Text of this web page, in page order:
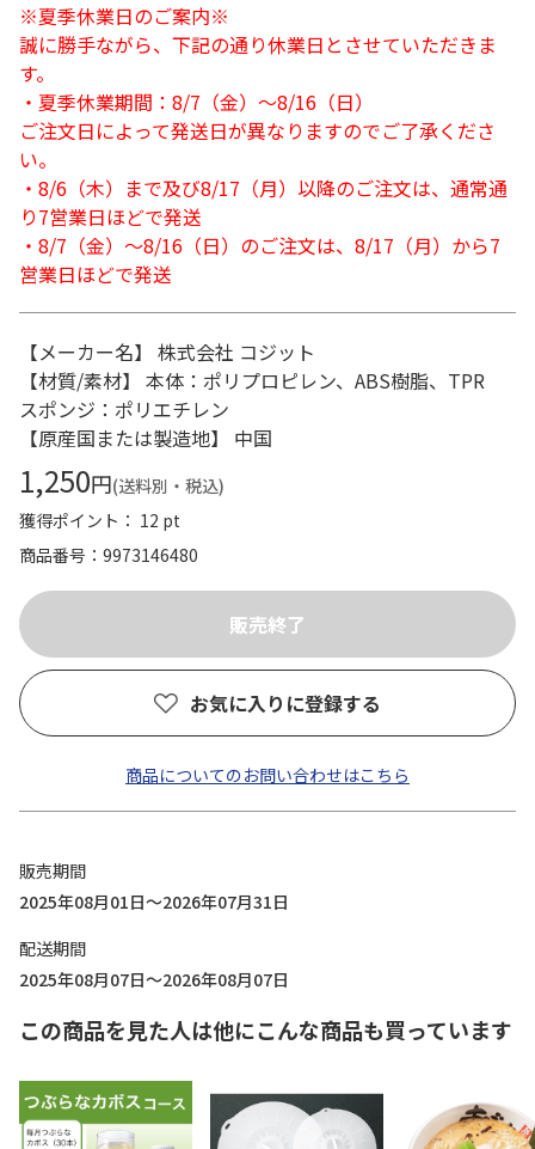
※夏季休業日のご案内※
誠に勝手ながら、下記の通り休業日とさせていただきま
す。
・夏季休業期間：8/7（金）～8/16（日）
ご注文日によって発送日が異なりますのでご了承くださ
い。
・8/6（木）まで及び8/17（月）以降のご注文は、通常通
り7営業日ほどで発送
・8/7（金）～8/16（日）のご注文は、8/17（月）から7
営業日ほどで発送
【メーカー名】 株式会社 コジット
【材質/素材】 本体：ポリプロピレン、ABS樹脂、TPR
スポンジ：ポリエチレン
【原産国または製造地】 中国
1,250円(送料別・税込)
獲得ポイント： 12 pt
商品番号
9973146480
お気に入りに登録する
商品についてのお問い合わせはこちら
販売期間
2025年08月01日～2026年07月31日
配送期間
2025年08月07日～2026年08月07日
この商品を見た人は他にこんな商品も買っています